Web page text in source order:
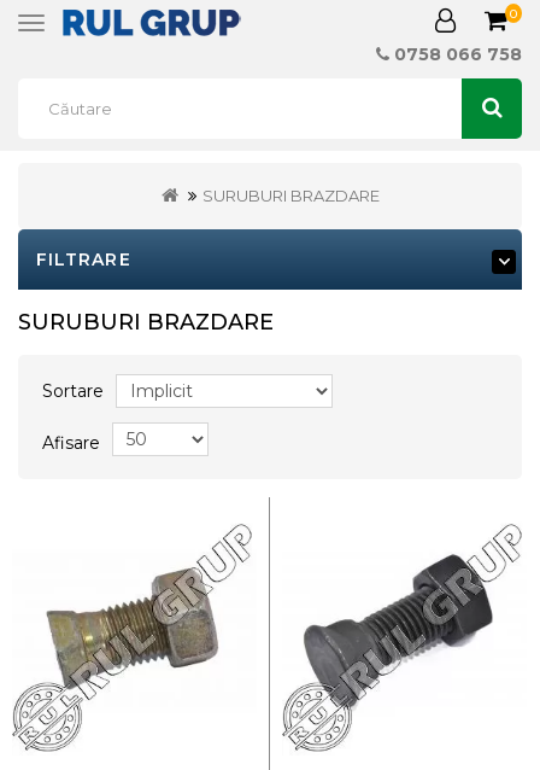
Toggle
0
0758 066 758
SURUBURI BRAZDARE
FILTRARE
SURUBURI BRAZDARE
Sortare
Afisare